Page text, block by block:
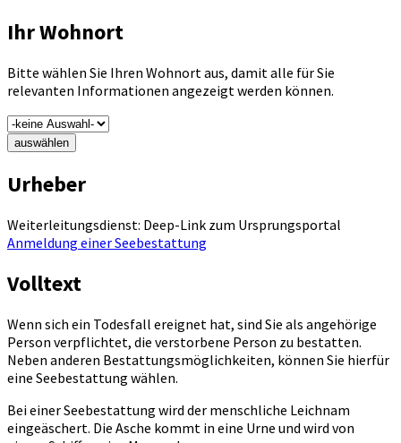
Ihr Wohnort
Bitte wählen Sie Ihren Wohnort aus, damit alle für Sie
relevanten Informationen angezeigt werden können.
auswählen
Urheber
Weiterleitungsdienst: Deep-Link zum Ursprungsportal
Anmeldung einer Seebestattung
Volltext
Wenn sich ein Todesfall ereignet hat, sind Sie als angehörige
Person verpflichtet, die verstorbene Person zu bestatten.
Neben anderen Bestattungsmöglichkeiten, können Sie hierfür
eine Seebestattung wählen.
Bei einer Seebestattung wird der menschliche Leichnam
eingeäschert. Die Asche kommt in eine Urne und wird von